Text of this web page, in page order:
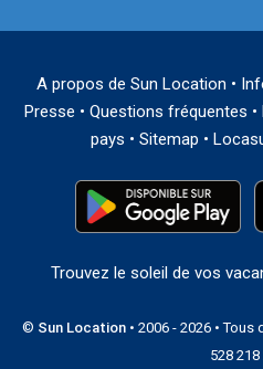
A propos de Sun Location •
Presse • Questions fréquentes •
pays • Sitemap •
Trouvez le soleil de vos
© Sun Location• 2006 - 2026 • Tous
528 218